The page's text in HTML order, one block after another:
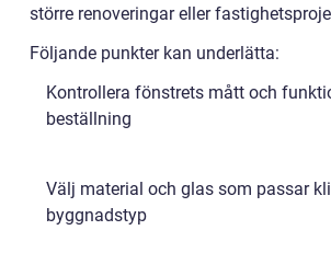
större renoveringar eller
Följande punkter kan underlätta:
Kontrollera fönstrets mått och
beställning
Välj material och glas som passar
byggnadstyp